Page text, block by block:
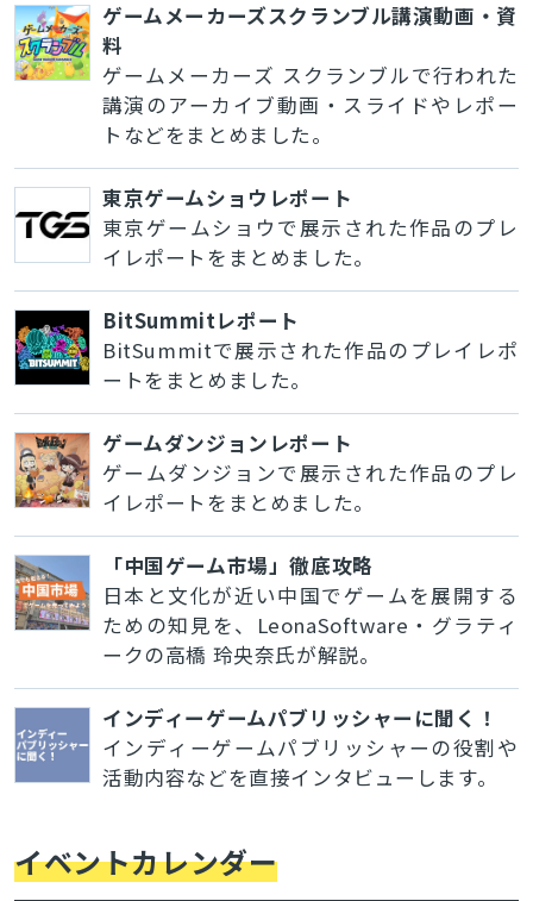
ゲームメーカーズスクランブル講演動画・資
料
ゲームメーカーズ スクランブルで行われた
講演のアーカイブ動画・スライドやレポー
トなどをまとめました。
東京ゲームショウレポート
東京ゲームショウで展示された作品のプレ
イレポートをまとめました。
BitSummitレポート
BitSummitで展示された作品のプレイレポ
ートをまとめました。
ゲームダンジョンレポート
ゲームダンジョンで展示された作品のプレ
イレポートをまとめました。
「中国ゲーム市場」徹底攻略
日本と文化が近い中国でゲームを展開する
ための知見を、LeonaSoftware・グラティ
ークの高橋 玲央奈氏が解説。
インディーゲームパブリッシャーに聞く！
インディーゲームパブリッシャーの役割や
活動内容などを直接インタビューします。
イベントカレンダー